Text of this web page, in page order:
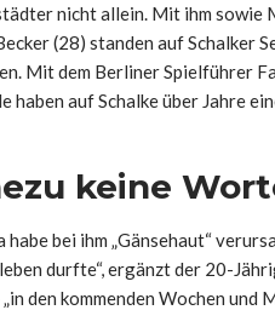
nicht allein. Mit ihm sowie
(28) standen auf Schalker
Mit dem Berliner Spielführer
haben auf Schalke über Jahre
keine
bei ihm „Gänsehaut“
durfte“, ergänzt der 20-
den kommenden Wochen und